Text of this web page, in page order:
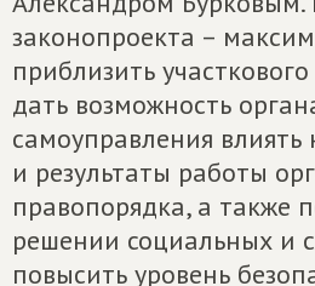
законопроекта –
приблизить
дать возможность
самоуправления
и результаты работы
правопорядка, а также
решении социальных и
повысить уровень